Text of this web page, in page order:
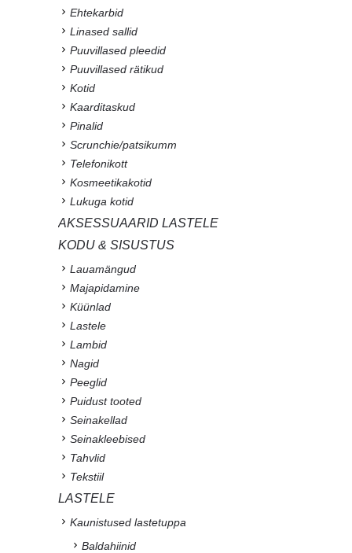
Ehtekarbid
Linased sallid
Puuvillased pleedid
Puuvillased rätikud
Kotid
Kaarditaskud
Pinalid
Scrunchie/patsikumm
Telefonikott
Kosmeetikakotid
Lukuga kotid
AKSESSUAARID LASTELE
KODU & SISUSTUS
Lauamängud
Majapidamine
Küünlad
Lastele
Lambid
Nagid
Peeglid
Puidust tooted
Seinakellad
Seinakleebised
Tahvlid
Tekstiil
LASTELE
Kaunistused lastetuppa
Baldahiinid